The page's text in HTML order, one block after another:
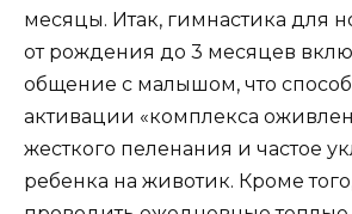
месяцы. Итак, гимнастика для
от рождения до 3 месяцев
общение с малышом, что
активации «комплекса
жесткого пеленания и частое
ребенка на животик. Кроме